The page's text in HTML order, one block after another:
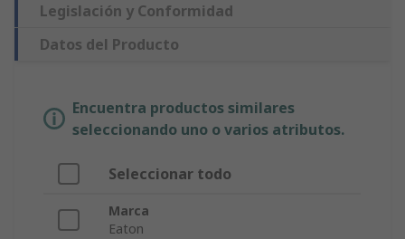
Legislación y Conformidad
Datos del Producto
Encuentra productos similares
seleccionando uno o varios atributos.
Seleccionar todo
Marca
Eaton